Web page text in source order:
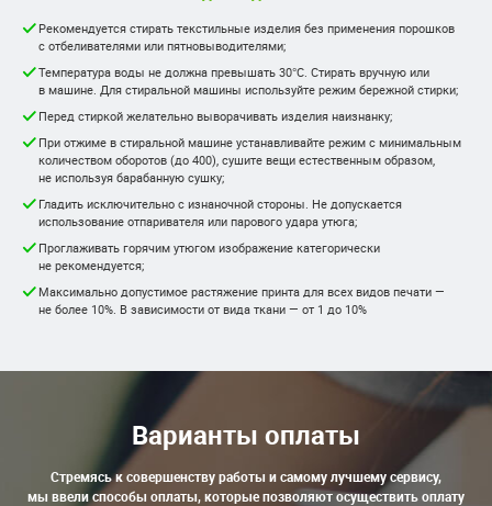
Рекомендуется стирать текстильные изделия без применения порошков
с отбеливателями или пятновыводителями;
Температура воды не должна превышать 30°С. Стирать вручную или
в машине. Для стиральной машины используйте режим бережной стирки;
Перед стиркой желательно выворачивать изделия наизнанку;
При отжиме в стиральной машине устанавливайте режим с минимальным
количеством оборотов (до 400), сушите вещи естественным образом,
не используя барабанную сушку;
Гладить исключительно с изнаночной стороны. Не допускается
использование отпаривателя или парового удара утюга;
Проглаживать горячим утюгом изображение категорически
не рекомендуется;
Максимально допустимое растяжение принта для всех видов печати —
не более 10%. В зависимости от вида ткани — от 1 до 10%
Варианты оплаты
Стремясь к совершенству работы и самому лучшему сервису,
мы ввели способы оплаты, которые позволяют осуществить оплату